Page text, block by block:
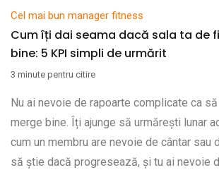
Cel mai bun manager fitness
Cum îți dai seama dacă sala ta de
bine: 5 KPI simpli de urmărit
3 minute pentru citire
Nu ai nevoie de rapoarte complicate ca
merge bine. Îți ajunge să urmărești lunar
cum un membru are nevoie de cântar sau
să știe dacă progresează, și tu ai nevoie